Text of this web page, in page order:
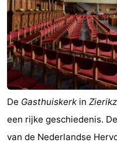
Buitenheem
-
De
Oase
-
Duinoord
-
Ginsterveld
-
De Gasthuiskerk in
een rijke geschiedenis.
van de Nederlandse